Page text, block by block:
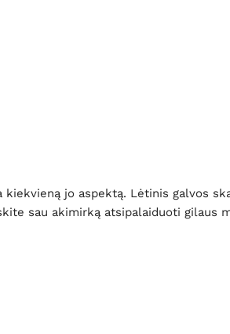
jo aspektą. Lėtinis galvos
sau akimirką atsipalaiduoti gilaus